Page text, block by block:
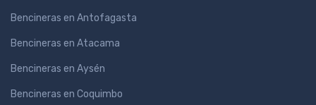
Bencineras en Antofagasta
Bencineras en Atacama
Bencineras en Aysén
Bencineras en Coquimbo